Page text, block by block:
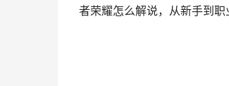
者荣耀怎么解说，从新手到